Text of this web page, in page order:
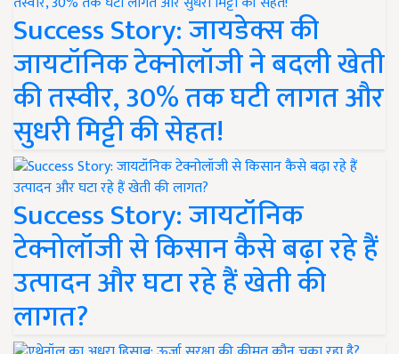
Success Story: जायडेक्स की
जायटॉनिक टेक्नोलॉजी ने बदली खेती
की तस्वीर, 30% तक घटी लागत और
सुधरी मिट्टी की सेहत!
Success Story: जायटॉनिक
टेक्नोलॉजी से किसान कैसे बढ़ा रहे हैं
उत्पादन और घटा रहे हैं खेती की
लागत?